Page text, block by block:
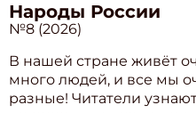
Народы России
№8 (2026)
В нашей стране живёт
много людей, и все мы
разные! Читатели